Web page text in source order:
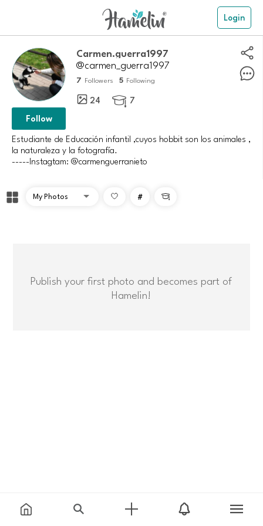
Login
carmen.guerra1997
@carmen_guerra1997
7 Followers 5 Following
24  7
Follow
Estudiante de Educación infantil ,cuyos hobbit son los animales ,
la naturaleza y la fotografía.
# 
Publish your first photo and becomes part of
Hamelin!